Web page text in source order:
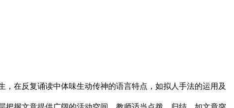
在反复诵读中体味生动传神的语言特点，如拟人手法的运用及